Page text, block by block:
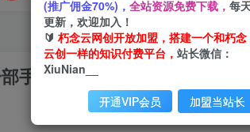
手机轻松月入过万
(推广佣金70%)， 全站资源免费下载， 每
更新，欢迎加入！
🔰 朽念云网创开放加盟，搭建一个和朽念
云创一样的知识付费平台， 站长微信：
XiuNian__
开通VIP会员 加盟当站长